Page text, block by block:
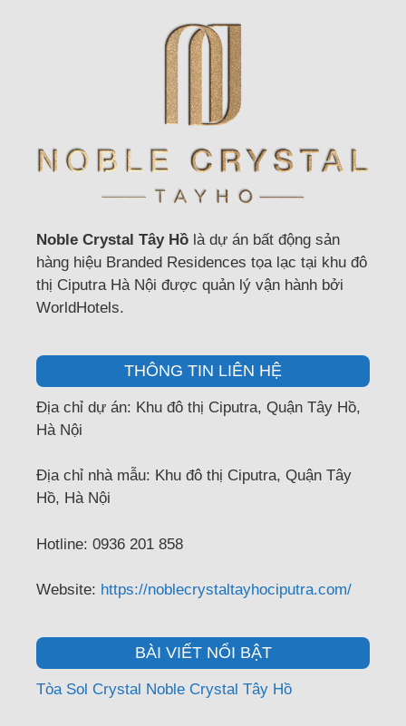
Noble Crystal Tây Hồ là dự án bất động sản
hàng hiệu Branded Residences tọa lạc tại khu đô
thị Ciputra Hà Nội được quản lý vận hành bởi
WorldHotels.
THÔNG TIN LIÊN HỆ
Địa chỉ dự án: Khu đô thị Ciputra, Quận Tây Hồ,
Hà Nội
Địa chỉ nhà mẫu: Khu đô thị Ciputra, Quận Tây
Hồ, Hà Nội
Hotline: 0936 201 858
Website: https://noblecrystaltayhociputra.com/
BÀI VIẾT NỔI BẬT
Tòa Sol Crystal Noble Crystal Tây Hồ